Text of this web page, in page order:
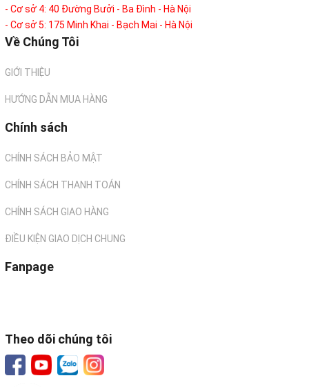
- Cơ sở 4: 40 Đường Bưởi - Ba Đình - Hà Nội
- Cơ sở 5: 175 Minh Khai - Bạch Mai - Hà Nội
Về Chúng Tôi
GIỚI THIỆU
HƯỚNG DẪN MUA HÀNG
Chính sách
CHÍNH SÁCH BẢO MẬT
CHÍNH SÁCH THANH TOÁN
CHÍNH SÁCH GIAO HÀNG
ĐIỀU KIỆN GIAO DỊCH CHUNG
Fanpage
Theo dõi chúng tôi